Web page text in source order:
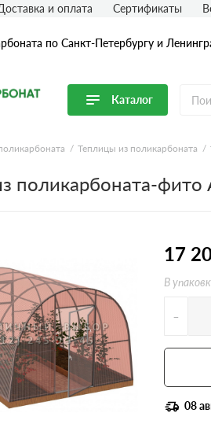
по Санкт-Петербургу и
Каталог
для поликарбоната
и оплата Сертификаты
Теплицы из поликарбоната
поликарбоната-
17
В
-
08